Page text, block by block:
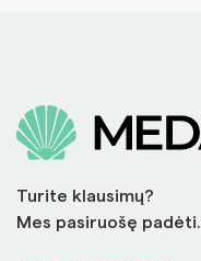
Turite klausimų?
Mes pasiruošę padėti.